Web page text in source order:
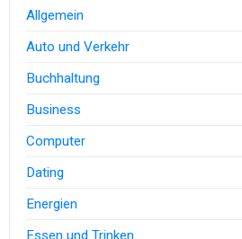
Allgemein
Auto und Verkehr
Buchhaltung
Business
Computer
Dating
Energien